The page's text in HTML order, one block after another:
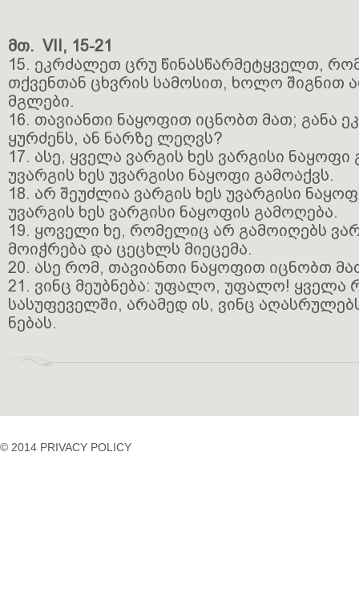
მთ. VII, 15-21
15. ეკრძალეთ ცრუ წინასწარმეტყველთ,
თქვენთან ცხვრის სამოსით, ხოლო შიგნით
მგლები.
16. თავიანთი ნაყოფით იცნობთ მათ; განა
ყურძენს, ან ნარზე ლეღვს?
17. ასე, ყველა ვარგის ხეს ვარგისი
უვარგის ხეს უვარგისი ნაყოფი გამოაქვს.
18. არ შეუძლია ვარგის ხეს უვარგისი
უვარგის ხეს ვარგისი ნაყოფის გამოღება.
19. ყოველი ხე, რომელიც არ გამოიღებს
მოიჭრება და ცეცხლს მიეცემა.
20. ასე რომ, თავიანთი ნაყოფით იცნობთ
21. ვინც მეუბნება: უფალო, უფალო! ყველა
სასუფეველში, არამედ ის, ვინც
ნებას.
© 2014 PRIVACY POLICY